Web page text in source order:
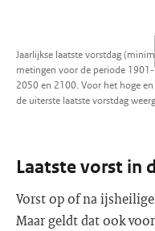
Jaarlijkse laatste vorstdag
metingen voor de periode
2050 en 2100. Voor het hoge
de uiterste laatste vorstdag
Laatste vorst in
Vorst op of na
Maar geldt dat ook